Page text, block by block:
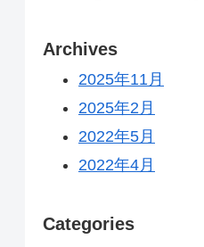
Archives
2025年11月
2025年2月
2022年5月
2022年4月
Categories